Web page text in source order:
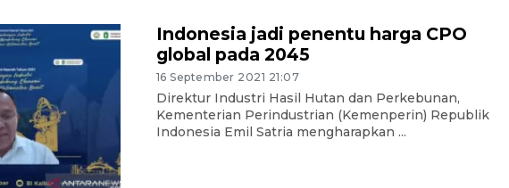
Indonesia jadi penentu harga CPO
global pada 2045
16 September 2021 21:07
Direktur Industri Hasil Hutan dan Perkebunan,
Kementerian Perindustrian (Kemenperin) Republik
Indonesia Emil Satria mengharapkan ...